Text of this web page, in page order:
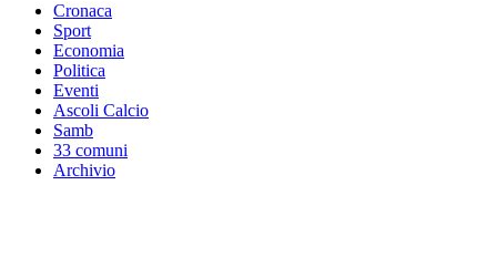
Cronaca
Sport
Economia
Politica
Eventi
Ascoli Calcio
Samb
33 comuni
Archivio